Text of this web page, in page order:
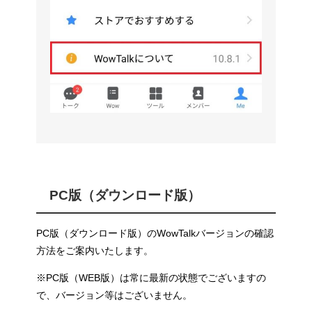
PC版（ダウンロード版）
PC版（ダウンロード版）のWowTalkバージョンの確認
方法をご案内いたします。
※PC版（WEB版）は常に最新の状態でございますの
で、バージョン等はございません。